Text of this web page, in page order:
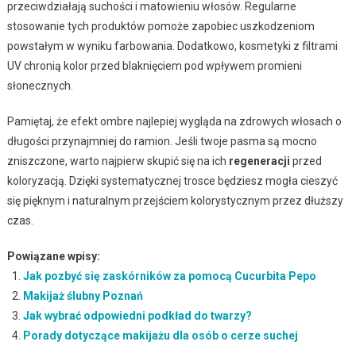
przeciwdziałają suchości i matowieniu włosów. Regularne
stosowanie tych produktów pomoże zapobiec uszkodzeniom
powstałym w wyniku farbowania. Dodatkowo, kosmetyki z filtrami
UV chronią kolor przed blaknięciem pod wpływem promieni
słonecznych.
Pamiętaj, że efekt ombre najlepiej wygląda na zdrowych włosach o
długości przynajmniej do ramion. Jeśli twoje pasma są mocno
zniszczone, warto najpierw skupić się na ich regeneracji przed
koloryzacją. Dzięki systematycznej trosce będziesz mogła cieszyć
się pięknym i naturalnym przejściem kolorystycznym przez dłuższy
czas.
Powiązane wpisy:
Jak pozbyć się zaskórników za pomocą Cucurbita Pepo
Makijaż ślubny Poznań
Jak wybrać odpowiedni podkład do twarzy?
Porady dotyczące makijażu dla osób o cerze suchej